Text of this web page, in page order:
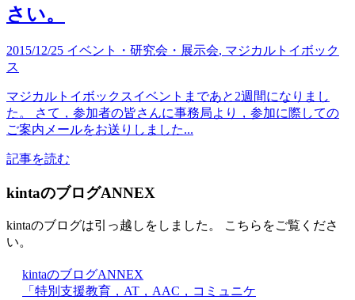
さい。
2015/12/25 イベント・研究会・展示会, マジカルトイボック
ス
マジカルトイボックスイベントまであと2週間になりまし
た。 さて，参加者の皆さんに事務局より，参加に際しての
ご案内メールをお送りしました...
記事を読む
kintaのブログANNEX
kintaのブログは引っ越しをしました。 こちらをご覧くださ
い。
kintaのブログANNEX
「特別支援教育，AT，AAC，コミュニケ